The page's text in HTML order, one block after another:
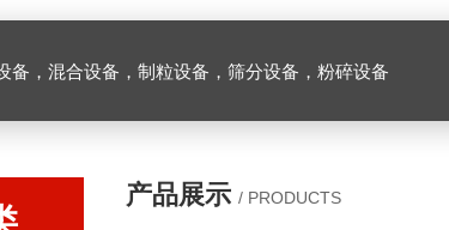
备，混合设备，制粒设备，筛分设备，粉碎设备
产品展示 / PRODUCTS